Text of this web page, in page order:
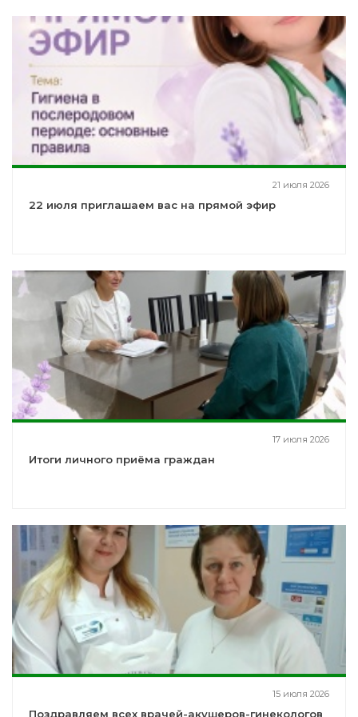
21 июля 2026
22 июля приглашаем вас на прямой эфир
17 июля 2026
Итоги личного приёма граждан
15 июля 2026
Поздравляем всех врачей-акушеров-гинекологов